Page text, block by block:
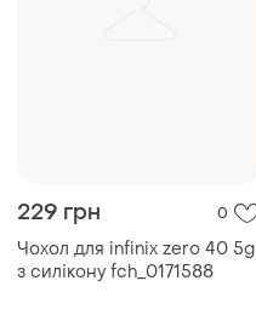
229 грн 0
Чохол для infinix zero 40 5g
з силікону fch_0171588